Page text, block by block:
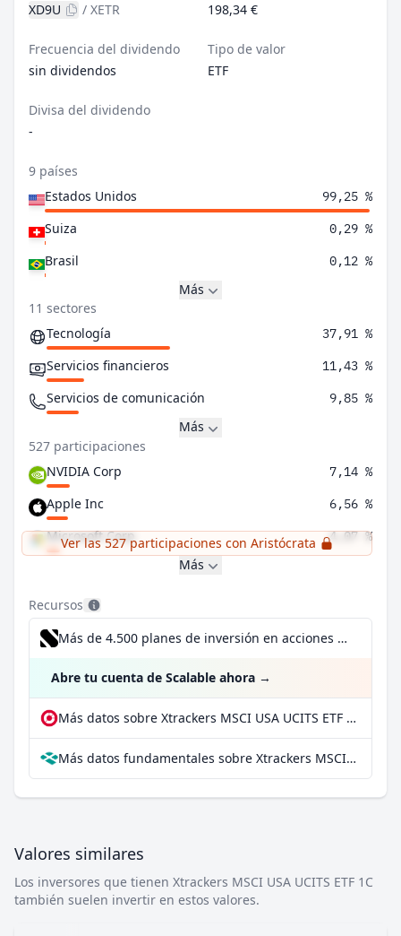
XD9U
/ XETR
198,34 €
Frecuencia del dividendo
sin dividendos
Tipo de valor
ETF
Divisa del dividendo
-
9 países
Estados Unidos
99,25 %
Suiza 0,29 %
Brasil 0,12 %
Más
11 sectores
Tecnología
37,91 %
Servicios financieros 11,43 %
Servicios de comunicación 9,85 %
Más
527 participaciones
NVIDIA Corp
7,14 %
Apple Inc 6,56 %
Microsoft Corp 4,07 %
Ver las 527 participaciones con Aristócrata
Más
Recursos
Más de 4.500 planes de inversión en acciones desde 1 €
Abre tu cuenta de Scalable ahora →
Más datos sobre Xtrackers MSCI USA UCITS ETF 1C en extraETF
Más datos fundamentales sobre Xtrackers MSCI USA UCITS ETF 1C en Parqet
Valores similares
Los inversores que tienen Xtrackers MSCI USA UCITS ETF 1C
también suelen invertir en estos valores.